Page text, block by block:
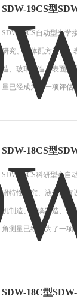
SDW-19CS型
SDW-19CS自动型光
研究、液体配方设计、
造、玻璃制造、表面处
量已经成为了一项评估
SDW-18CS型
SDW-18CS科研型全
驸特性研究、液体配方
机制造、玻璃制造、
角测量已经成为了一项
SDW-18C型